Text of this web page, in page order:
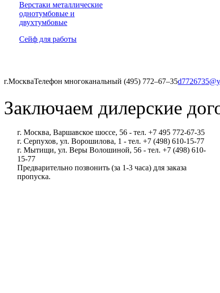
Верстаки металлические
однотумбовые и
двухтумбовые
Сейф для работы
г.МоскваТелефон многоканальный (495) 772‒67‒35
Заключаем дилерские
г. Москва, Варшавское шоссе, 56 - тел. +7 495 772-67-35
г. Серпухов, ул. Ворошилова, 1 - тел. +7 (498) 610-15-77
г. Мытищи, ул. Веры Волошиной, 56 - тел. +7 (498) 610-
15-77
Предварительно позвонить (за 1-3 часа) для заказа
пропуска.